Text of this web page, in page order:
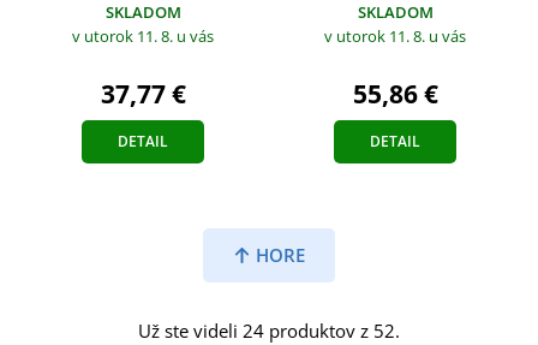
SKLADOM
v utorok 11. 8. u vás
37,77 €
DETAIL
SKLADOM
v utorok 11. 8. u vás
55,86 €
DETAIL
HORE
Už ste videli 24 produktov z 52.